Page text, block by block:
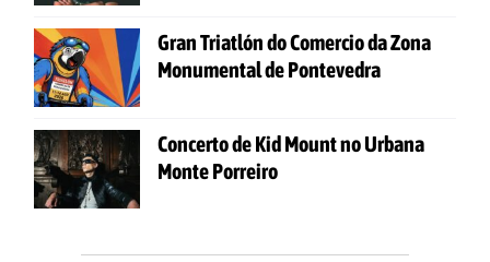
Gran Triatlón do Comercio da Zona
Monumental de Pontevedra
Concerto de Kid Mount no Urbana
Monte Porreiro